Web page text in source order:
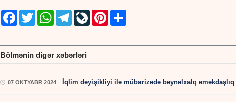
FacebookTwitter WhatsAppTelegramLiveJournalPinterest
Bölmənin digər xəbərləri
07 OKTYABR 2024 İqlim dəyişikliyi ilə mübarizədə beynəlxalq əməkdaşlıq